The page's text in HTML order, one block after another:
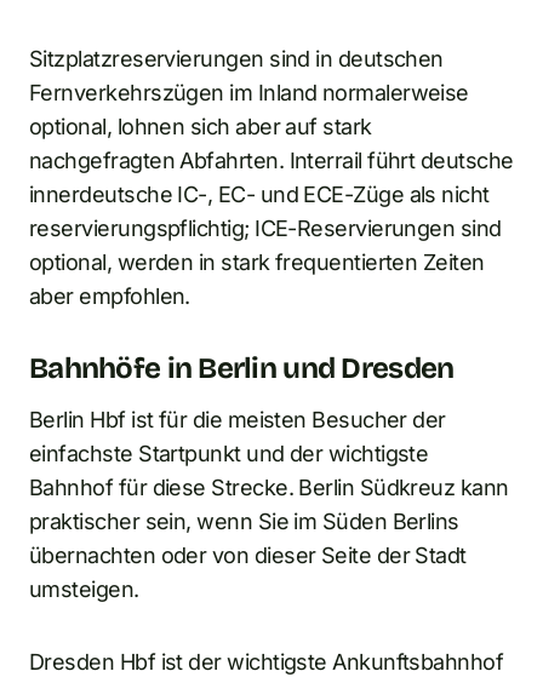
Sitzplatzreservierungen sind in deutschen
Fernverkehrszügen im Inland normalerweise
optional, lohnen sich aber auf stark
nachgefragten Abfahrten. Interrail führt deutsche
innerdeutsche IC-, EC- und ECE-Züge als nicht
reservierungspflichtig; ICE-Reservierungen sind
optional, werden in stark frequentierten Zeiten
aber empfohlen.
Bahnhöfe in Berlin und Dresden
Berlin Hbf ist für die meisten Besucher der
einfachste Startpunkt und der wichtigste
Bahnhof für diese Strecke. Berlin Südkreuz kann
praktischer sein, wenn Sie im Süden Berlins
übernachten oder von dieser Seite der Stadt
umsteigen.
Dresden Hbf ist der wichtigste Ankunftsbahnhof